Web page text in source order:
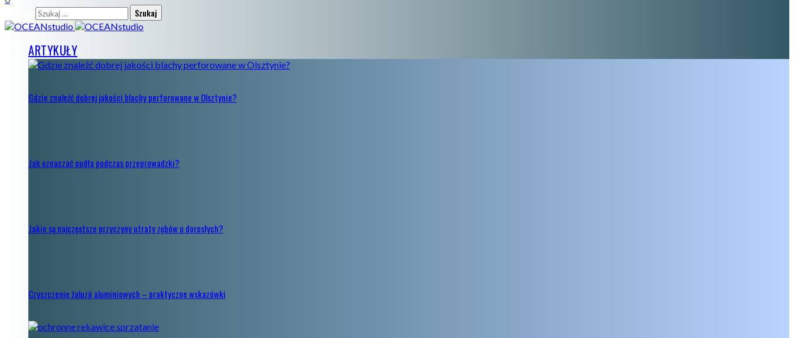
ARTYKUŁY
Gdzie znaleźć dobrej jakości blachy perforowane w Olsztynie?
Jak oznaczać pudła podczas przeprowadzki?
Jakie są najczęstsze przyczyny utraty zębów u dorosłych?
Czyszczenie żaluzji aluminiowych – praktyczne wskazówki